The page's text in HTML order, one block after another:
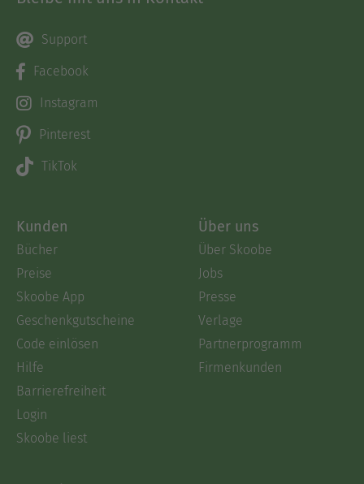
Support
Facebook
Instagram
Pinterest
TikTok
Kunden
Bücher
Preise
Skoobe App
Geschenkgutscheine
Code einlösen
Hilfe
Barrierefreiheit
Login
Skoobe liest
Über uns
Über Skoobe
Jobs
Presse
Verlage
Partnerprogramm
Firmenkunden